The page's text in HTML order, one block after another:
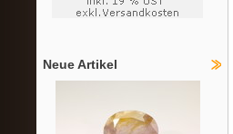
Neue Artikel